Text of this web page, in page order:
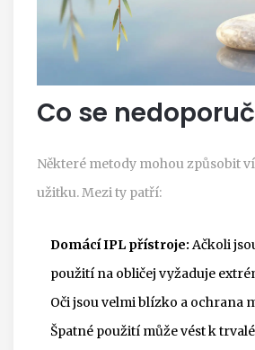
Co se
Některé metody mohou způsobit
užitku. Mezi ty patří:
Domácí IPL přístroje: Ačkoli
použití na obličej vyžaduje
Oči jsou velmi blízko a ochrana
Špatné použití může vést k